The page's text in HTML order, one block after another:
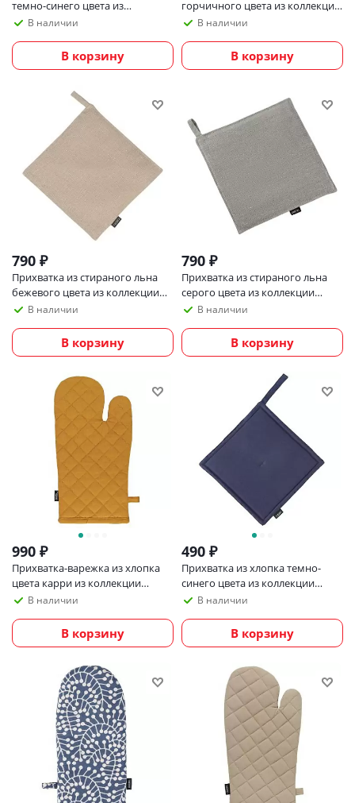
темно-синего цвета из
коллекции essential, 17,5х33 см
В наличии
В корзину
горчичного цвета из коллекции
essential, 22х22 см
В наличии
В корзину
790 ₽
Прихватка из стираного льна
бежевого цвета из коллекции
essential, 22х22 см
В наличии
В корзину
790 ₽
Прихватка из стираного льна
серого цвета из коллекции
essential, 22х22 см
В наличии
В корзину
990 ₽
Прихватка-варежка из хлопка
цвета карри из коллекции
essential, 33х17,5 см
В наличии
В корзину
490 ₽
Прихватка из хлопка темно-
синего цвета из коллекции
essential, 22х22 см
В наличии
В корзину